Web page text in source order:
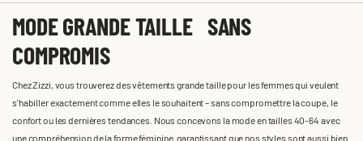
MODE GRANDE TAILLE SANS
COMPROMIS
Chez Zizzi, vous trouverez des vêtements grande taille pour les femmes qui veulent
s'habiller exactement comme elles le souhaitent – sans compromettre la coupe, le
confort ou les dernières tendances. Nous concevons la mode en tailles 40-64 avec
une compréhension de la forme féminine, garantissant que nos styles sont aussi bien